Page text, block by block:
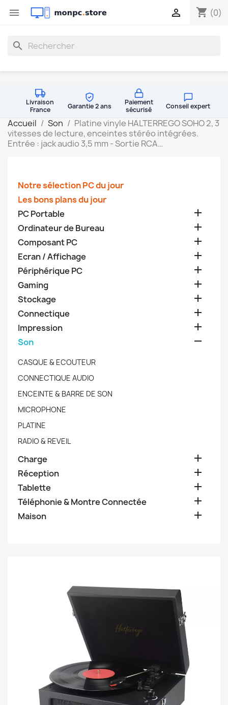
 shopping_cart (0)

search
Livraison
France
Garantie 2 ans
Paiement
sécurisé
Conseil expert
Accueil Son
Platine vinyle HALTERREGO SOHO 2, 3
vitesses de lecture, enceintes stéréo intégrées.
Entrée : jack audio 3,5 mm - Sortie RCA…
Notre sélection PC du jour
Les bons plans du jour
PC Portable

Ordinateur de Bureau 
Composant PC 
Ecran / Affichage 
Périphérique PC 
Gaming 
Stockage 
Connectique 
Impression 
Son 
CASQUE & ECOUTEUR
CONNECTIQUE AUDIO
ENCEINTE & BARRE DE SON
MICROPHONE
PLATINE
RADIO & REVEIL
Charge 
Réception 
Tablette 
Téléphonie & Montre Connectée 
Maison 